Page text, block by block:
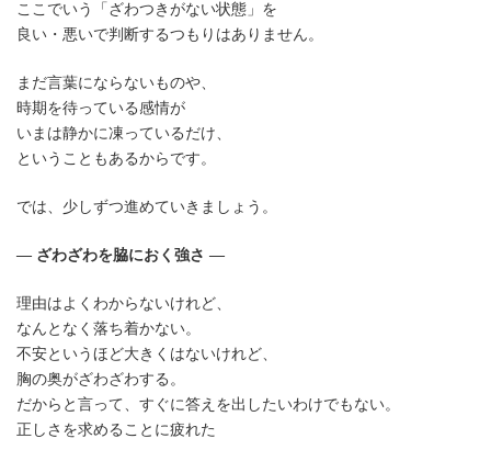
ここでいう「ざわつきがない状態」を
良い・悪いで判断するつもりはありません。
まだ言葉にならないものや、
時期を待っている感情が
いまは静かに凍っているだけ、
ということもあるからです。
では、少しずつ進めていきましょう。
― ざわざわを脇におく強さ ―
理由はよくわからないけれど、
なんとなく落ち着かない。
不安というほど大きくはないけれど、
胸の奥がざわざわする。
だからと言って、すぐに答えを出したいわけでもない。
正しさを求めることに疲れた